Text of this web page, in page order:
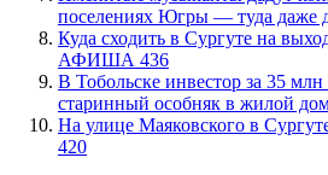
поселениях Югры — туда даже
​Куда сходить в Сургуте на
АФИША 436
В Тобольске инвестор за 35
старинный особняк в жилой
​На улице Маяковского в
420